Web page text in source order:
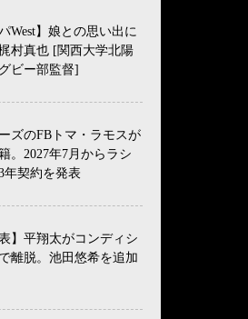
West】娘との思い出に
村真也 [関西大学北陽
ビー部監督]
ズのFBトマ・ラモスが
。2027年7月からラシ
年契約を発表
】平翔太がコンディシ
離脱。池田悠希を追加